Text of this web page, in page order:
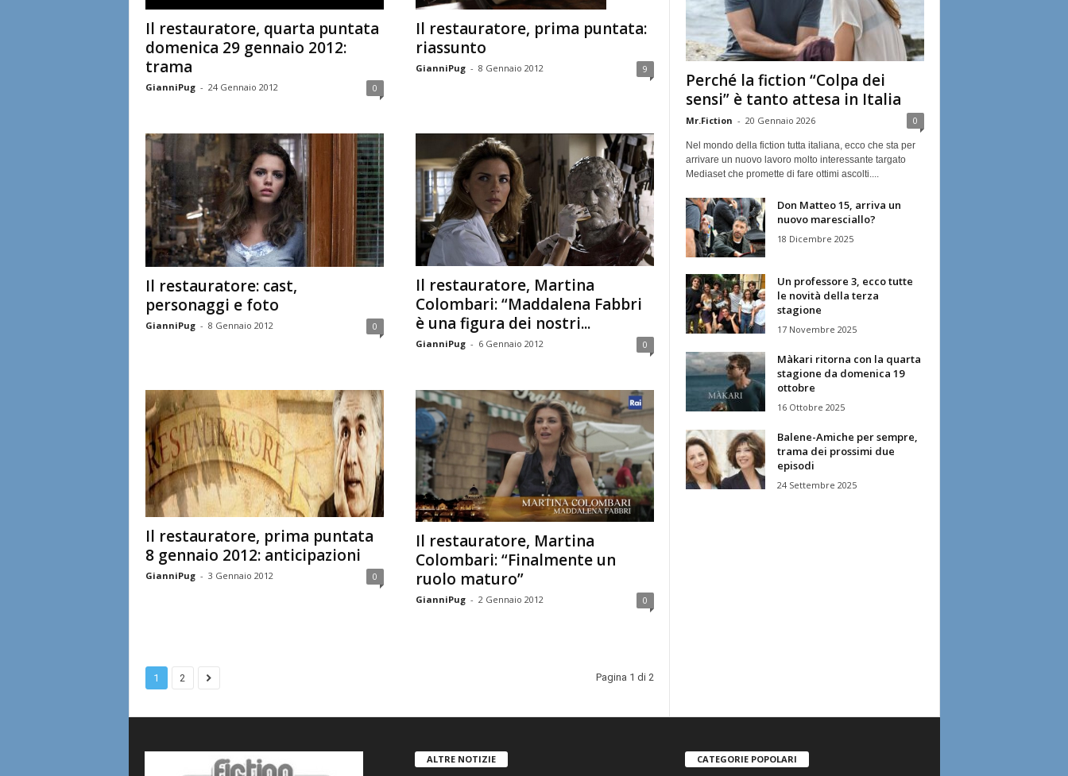
Il restauratore, quarta puntata
domenica 29 gennaio 2012:
trama
GianniPug - 24 Gennaio 2012 0
Il restauratore, prima puntata:
riassunto
GianniPug - 8 Gennaio 2012 9
Il restauratore: cast,
personaggi e foto
GianniPug - 8 Gennaio 2012 0
Il restauratore, Martina
Colombari: “Maddalena Fabbri
è una figura dei nostri...
GianniPug - 6 Gennaio 2012 0
Il restauratore, prima puntata
8 gennaio 2012: anticipazioni
GianniPug - 3 Gennaio 2012 0
Il restauratore, Martina
Colombari: “Finalmente un
ruolo maturo”
GianniPug - 2 Gennaio 2012 0
1 2 Pagina 1 di 2
Perché la fiction “Colpa dei
sensi” è tanto attesa in Italia
Mr.Fiction - 20 Gennaio 2026 0
Nel mondo della fiction tutta italiana, ecco che sta per
arrivare un nuovo lavoro molto interessante targato
Mediaset che promette di fare ottimi ascolti....
Don Matteo 15, arriva un
nuovo maresciallo?
18 Dicembre 2025
Un professore 3, ecco tutte
le novità della terza
stagione
17 Novembre 2025
Màkari ritorna con la quarta
stagione da domenica 19
ottobre
16 Ottobre 2025
Balene-Amiche per sempre,
trama dei prossimi due
episodi
24 Settembre 2025
ALTRE NOTIZIE CATEGORIE POPOLARI